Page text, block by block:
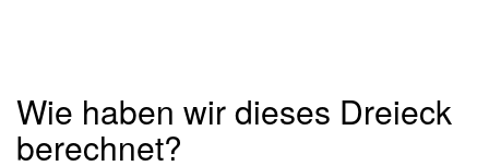
Wie haben wir dieses Dreieck
berechnet?